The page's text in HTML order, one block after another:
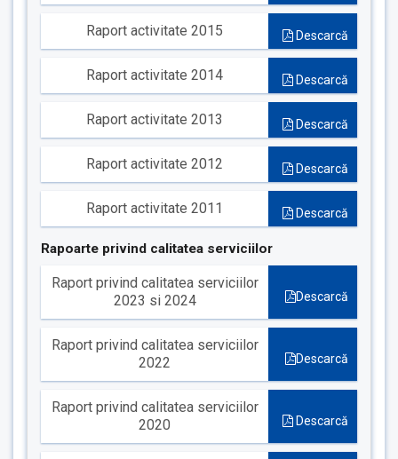
Raport activitate 2015 Descarcă
Raport activitate 2014 Descarcă
Raport activitate 2013 Descarcă
Raport activitate 2012 Descarcă
Raport activitate 2011 Descarcă
Rapoarte privind calitatea serviciilor
Raport privind calitatea serviciilor
2023 si 2024
Descarcă
Raport privind calitatea serviciilor
2022
Descarcă
Raport privind calitatea serviciilor
2020
Descarcă